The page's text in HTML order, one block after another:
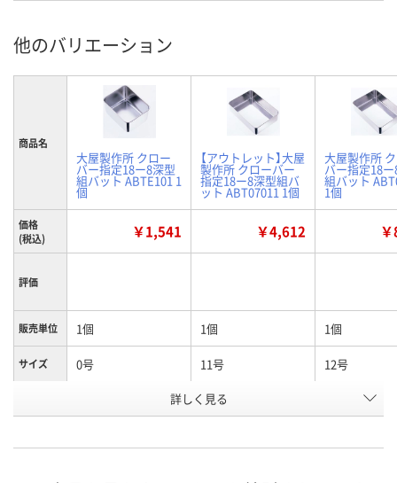
他のバリエーション
商品名
大屋製作所 クロー
バー指定18ー8深型
組バット ABTE101 1
個
【アウトレット】大屋
製作所 クローバー
指定18ー8深型組バ
ット ABT07011 1個
大屋製作所
バー指定18
組バット
1個
価格
(税込)
￥1,541 ￥4,612
評価
販売単位 1個 1個 1個
サイズ 0号 11号 12号
1020895 1020901
詳しく見る